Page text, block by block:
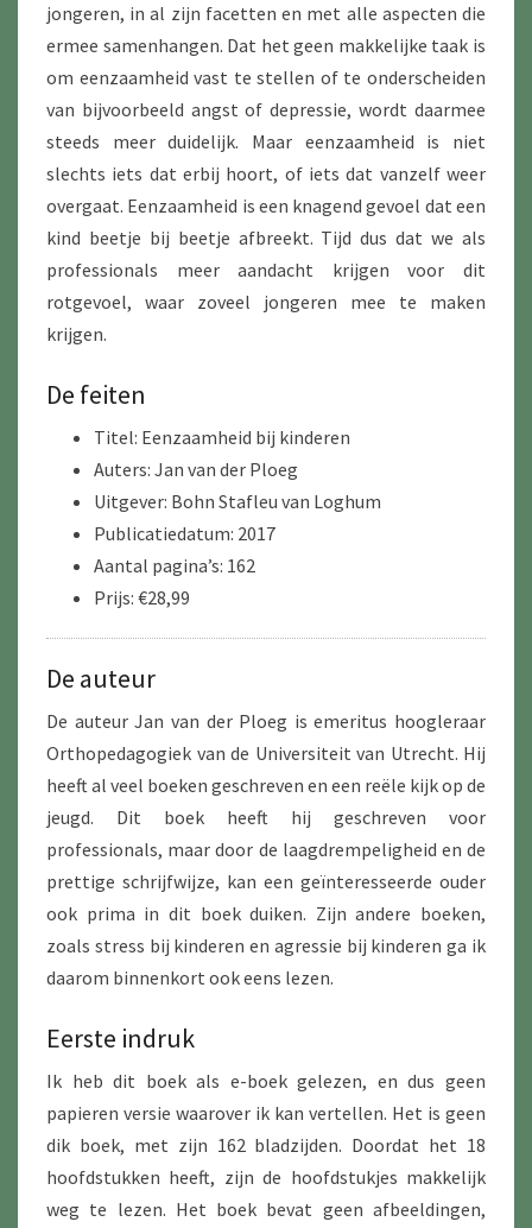
jongeren, in al zijn facetten en met alle aspecten die
ermee samenhangen. Dat het geen makkelijke taak is
om eenzaamheid vast te stellen of te onderscheiden
van bijvoorbeeld angst of depressie, wordt daarmee
steeds meer duidelijk. Maar eenzaamheid is niet
slechts iets dat erbij hoort, of iets dat vanzelf weer
overgaat. Eenzaamheid is een knagend gevoel dat een
kind beetje bij beetje afbreekt. Tijd dus dat we als
professionals meer aandacht krijgen voor dit
rotgevoel, waar zoveel jongeren mee te maken
krijgen.
De feiten
Titel: Eenzaamheid bij kinderen
Auters: Jan van der Ploeg
Uitgever: Bohn Stafleu van Loghum
Publicatiedatum: 2017
Aantal pagina’s: 162
Prijs: €28,99
De auteur
De auteur Jan van der Ploeg is emeritus hoogleraar
Orthopedagogiek van de Universiteit van Utrecht. Hij
heeft al veel boeken geschreven en een reële kijk op de
jeugd. Dit boek heeft hij geschreven voor
professionals, maar door de laagdrempeligheid en de
prettige schrijfwijze, kan een geïnteresseerde ouder
ook prima in dit boek duiken. Zijn andere boeken,
zoals stress bij kinderen en agressie bij kinderen ga ik
daarom binnenkort ook eens lezen.
Eerste indruk
Ik heb dit boek als e-boek gelezen, en dus geen
papieren versie waarover ik kan vertellen. Het is geen
dik boek, met zijn 162 bladzijden. Doordat het 18
hoofdstukken heeft, zijn de hoofdstukjes makkelijk
weg te lezen. Het boek bevat geen afbeeldingen,